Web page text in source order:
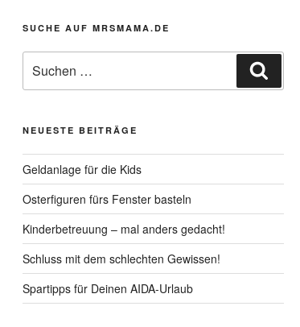
SUCHE AUF MRSMAMA.DE
nach:
NEUESTE BEITRÄGE
Geldanlage für die Kids
Osterfiguren fürs Fenster basteln
Kinderbetreuung – mal anders gedacht!
Schluss mit dem schlechten Gewissen!
Spartipps für Deinen AIDA-Urlaub